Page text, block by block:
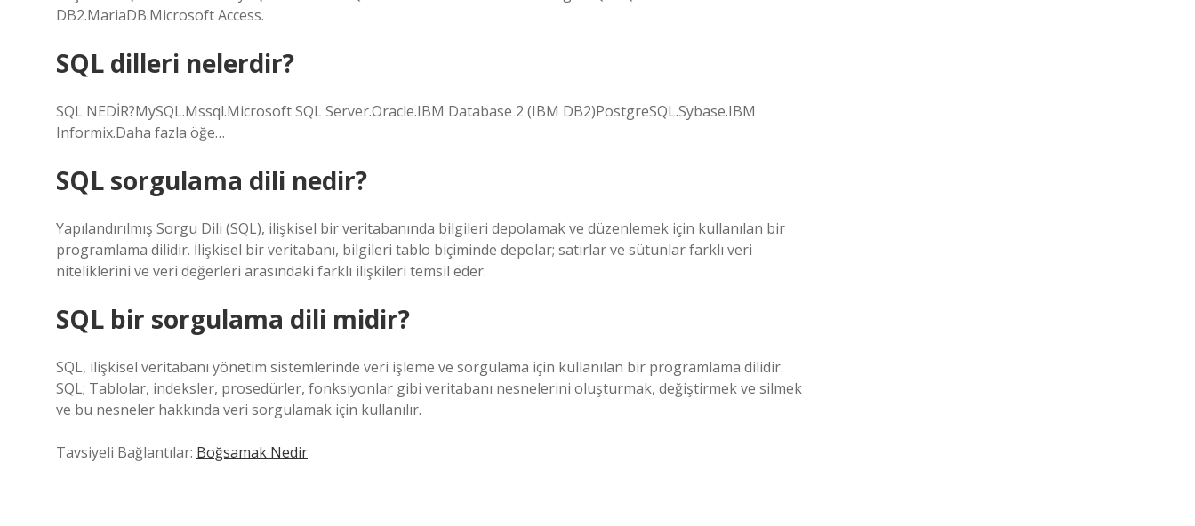
DB2.MariaDB.Microsoft Access.
SQL dilleri nelerdir?
SQL NEDİR?MySQL.Mssql.Microsoft SQL Server.Oracle.IBM Database 2 (IBM DB2)PostgreSQL.Sybase.IBM
Informix.Daha fazla öğe…
SQL sorgulama dili nedir?
Yapılandırılmış Sorgu Dili (SQL), ilişkisel bir veritabanında bilgileri depolamak ve düzenlemek için kullanılan bir
programlama dilidir. İlişkisel bir veritabanı, bilgileri tablo biçiminde depolar; satırlar ve sütunlar farklı veri
niteliklerini ve veri değerleri arasındaki farklı ilişkileri temsil eder.
SQL bir sorgulama dili midir?
SQL, ilişkisel veritabanı yönetim sistemlerinde veri işleme ve sorgulama için kullanılan bir programlama dilidir.
SQL; Tablolar, indeksler, prosedürler, fonksiyonlar gibi veritabanı nesnelerini oluşturmak, değiştirmek ve silmek
ve bu nesneler hakkında veri sorgulamak için kullanılır.
Tavsiyeli Bağlantılar: Boğsamak Nedir